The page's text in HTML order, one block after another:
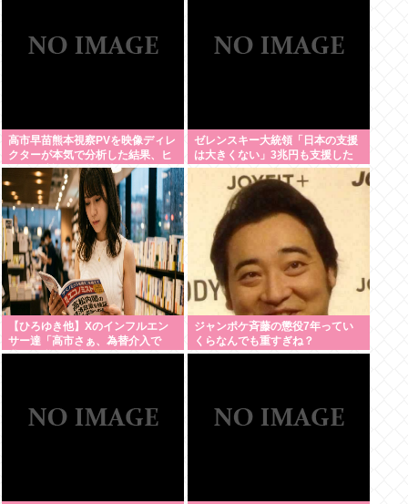
高市早苗熊本視察PVを映像ディレ
クターが本気で分析した結果、ヒ
トラー演説と同等の事をやろうと
してたと発覚する
ゼレンスキー大統領「日本の支援
は大きくない」3兆円も支援した
のに何故？
【ひろゆき他】Xのインフルエン
サー達「高市さぁ、為替介入で
我々の税金11兆円が消えた訳だけ
ジャンポケ斉藤の懲役7年ってい
くらなんでも重すぎね？